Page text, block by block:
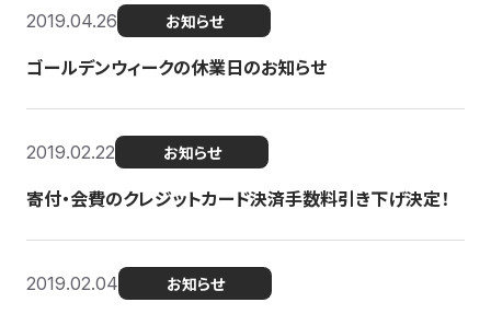
2019.04.26 お知らせ
ゴールデンウィークの休業日のお知らせ
2019.02.22 お知らせ
寄付・会費のクレジットカード決済手数料引き下げ決定！
2019.02.04 お知らせ